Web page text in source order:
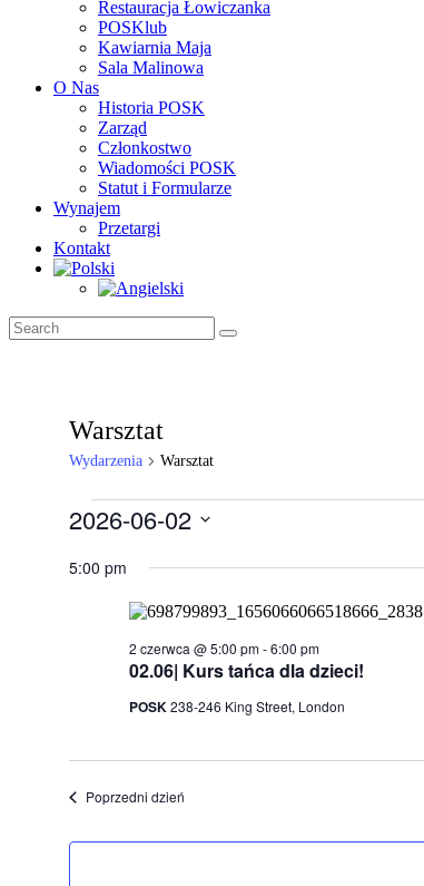
Restauracja Łowiczanka
POSKlub
Kawiarnia Maja
Sala Malinowa
O Nas
Historia POSK
Zarząd
Członkostwo
Wiadomości POSK
Statut i Formularze
Wynajem
Przetargi
Kontakt
Warsztat
Wydarzenia Warsztat
Wydarzenia
2
czerwca,
2026-06-02
datę.
5:00 pm
02.06| Kurs tańca dla dzieci!
2 czerwca @ 5:00 pm-6:00 pm
POSK238-246 King Street, London
Poprzedni dzień